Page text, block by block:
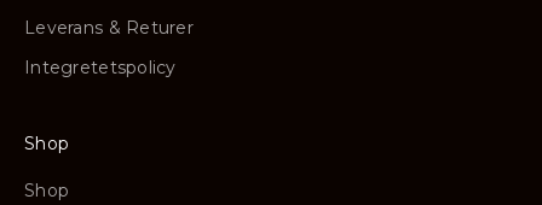
Leverans & Returer
Integretetspolicy
Shop
Shop